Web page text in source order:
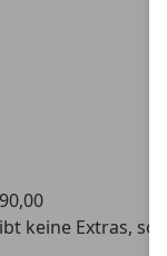
keine Extras,